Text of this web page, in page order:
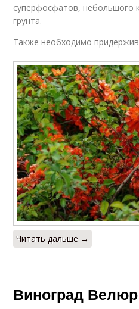
суперфосфатов, небольшого
грунта.
Также необходимо
Читать дальше →
Виноград